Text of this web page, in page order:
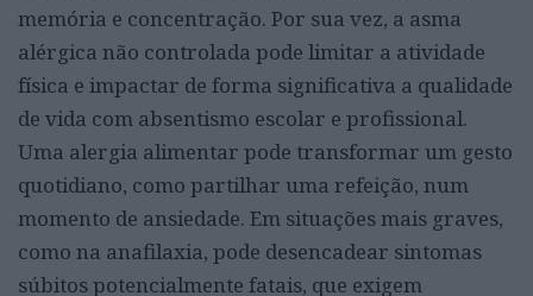
memória e concentração. Por sua vez, a asma
alérgica não controlada pode limitar a atividade
física e impactar de forma significativa a qualidade
de vida com absentismo escolar e profissional.
Uma alergia alimentar pode transformar um gesto
quotidiano, como partilhar uma refeição, num
momento de ansiedade. Em situações mais graves,
como na anafilaxia, pode desencadear sintomas
súbitos potencialmente fatais, que exigem